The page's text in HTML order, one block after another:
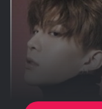
7 Midnight
8